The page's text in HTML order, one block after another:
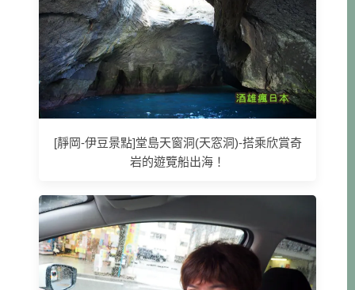
[靜岡-伊豆景點]堂島天窗洞(天窓洞)-搭乘欣賞奇
岩的遊覽船出海！